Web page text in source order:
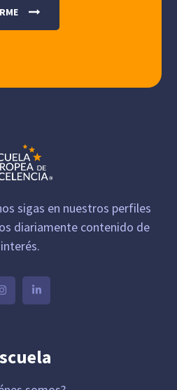
sigas en nuestros perfiles
diariamente contenido de
interés.